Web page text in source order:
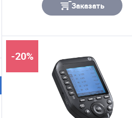
Заказать
-20%